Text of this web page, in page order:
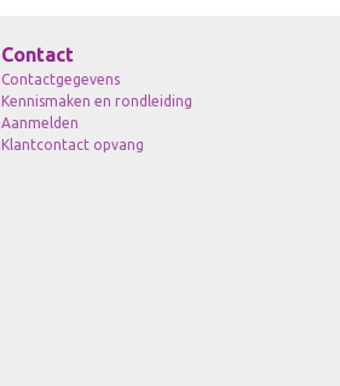
Contact
Contactgegevens
Kennismaken en rondleiding
Aanmelden
Klantcontact opvang